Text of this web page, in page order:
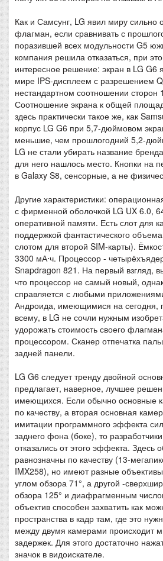
Как и Самсунг, LG явил миру сильно
флагман, если сравнивать с
поразившей всех модульности G5
компания решила отказаться, при
интересное решение: экран в LG G6
мире IPS-дисплеем с разрешением
нестандартном соотношении сторон
Соотношение экрана к общей
здесь практически такое же, как
корпус LG G6 при 5,7-дюймовом
меньшие, чем прошлогодний 5,2-
LG не стали убирать название
для него нашлось место. Кнопки на
в Galaxy S8, сенсорные, а не
Другие характеристики:
с фирменной оболочкой LG UX 6.0,
оперативной памяти. Есть слот для
поддержкой фантастического
слотом для второй SIM-карты).
3300 мА⋅ч. Процессор -
Snapdragon 821. На первый взгляд,
что процессор не самый новый,
справляется с любыми
Андроида, имеющимися на сегодня,
всему, в LG не сочли нужным
удорожать стоимость своего
процессором. Сканер отпечатка
задней панели.
LG G6 следует тренду двойной
предлагает, наверное, лучшее
имеющихся. Если обычно основные
по качеству, а вторая основная
имитации программного эффекта
заднего фона (боке), то
отказались от этого эффекта. Здесь
равнозначны по качеству (13-
IMX258), но имеют разные
углом обзора 71°, а другой -
обзора 125° и диафрагменным
объектив способен захватить как
пространства в кадр там, где это
между двумя камерами происходит
задержек. Для этого достаточно
значок в видоискателе.